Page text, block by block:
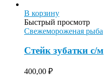
В корзину
Быстрый просмотр
Свежемороженая рыба
Стейк зубатки с/м
400,00 ₽